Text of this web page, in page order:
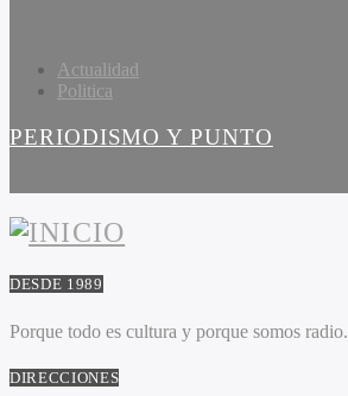
Actualidad
Politica
PERIODISMO Y PUNTO
DESDE 1989
Porque todo es cultura y porque somos radio.
DIRECCIONES